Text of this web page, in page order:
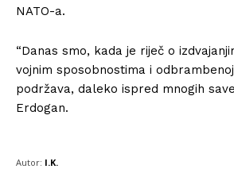
NATO-a.
“Danas smo, kada je riječ o
vojnim sposobnostima i
podržava, daleko ispred mnogih
Erdogan.
Autor: I.K.